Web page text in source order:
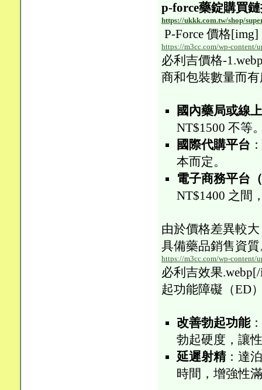
p-force藥錠購買
https://ukkk.com.tw/shop/
P-Force 價格[img]
https://m3cc.com/wp-content/
必利吉價格-
商和包裝數量而
國內藥局或線
NT$1500 不等
國際代購平台
本而定。
電子商務平台
NT$1400 之間
由於價格差異較
具備藥品銷售資
https://m3cc.com/wp-content/
必利吉效果
起功能障礙（ED
改善勃起功能
勃起硬度，讓
延遲射精：達
時間，增強性